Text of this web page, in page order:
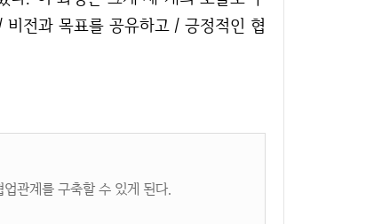
전과 목표를 공유하고 / 긍정적인 협
관계를 구축할 수 있게 된다.